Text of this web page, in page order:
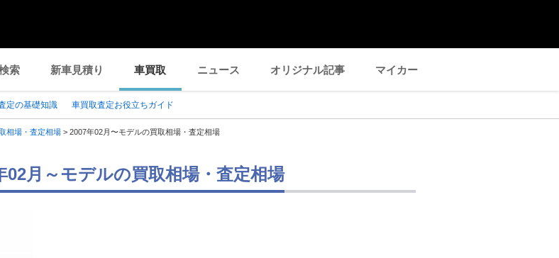
索 新車見積り 車買取 ニュース オリジナル記事 マイカー
定の基礎知識 車買取査定お役立ちガイド
相場・査定相場 > 2007年02月〜モデルの買取相場・査定相場
月～モデルの買取相場・査定相場